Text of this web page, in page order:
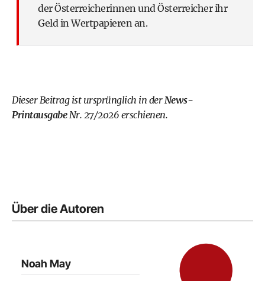
der Österreicherinnen und Österreicher ihr
Geld in Wertpapieren an.
Dieser Beitrag ist ursprünglich in derNews-
PrintausgabeNr. 27/2026 erschienen.
Über die Autoren
Noah May